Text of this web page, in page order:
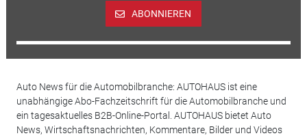
ABONNIEREN
Auto News für die Automobilbranche: AUTOHAUS ist eine
unabhängige Abo-Fachzeitschrift für die Automobilbranche und
ein tagesaktuelles B2B-Online-Portal. AUTOHAUS bietet Auto
News, Wirtschaftsnachrichten, Kommentare, Bilder und Videos